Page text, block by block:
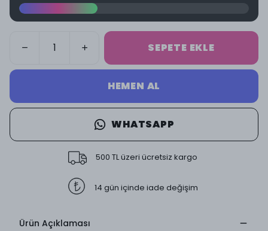
SEPETE EKLE
HEMEN AL
WHATSAPP
500 TL üzeri ücretsiz kargo
14 gün içinde iade değişim
Ürün Açıklaması